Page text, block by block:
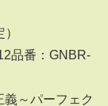
品番：GNBR-
～パーフェク